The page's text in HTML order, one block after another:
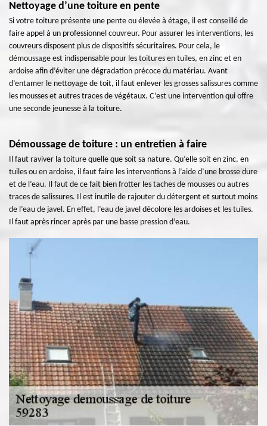
Nettoyage d’une toiture en pente
Si votre toiture présente une pente ou élevée à étage, il est conseillé de
faire appel à un professionnel couvreur. Pour assurer les interventions, les
couvreurs disposent plus de dispositifs sécuritaires. Pour cela, le
démoussage est indispensable pour les toitures en tuiles, en zinc et en
ardoise afin d’éviter une dégradation précoce du matériau. Avant
d’entamer le nettoyage de toit, il faut enlever les grosses salissures comme
les mousses et autres traces de végétaux. C’est une intervention qui offre
une seconde jeunesse à la toiture.
Démoussage de toiture : un entretien à faire
Il faut raviver la toiture quelle que soit sa nature. Qu’elle soit en zinc, en
tuiles ou en ardoise, il faut faire les interventions à l’aide d’une brosse dure
et de l’eau. Il faut de ce fait bien frotter les taches de mousses ou autres
traces de salissures. Il est inutile de rajouter du détergent et surtout moins
de l’eau de javel. En effet, l’eau de javel décolore les ardoises et les tuiles.
Il faut après rincer après par une basse pression d’eau.